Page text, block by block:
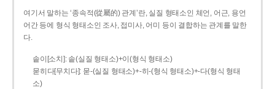
여기서 말하는 ‘종속적(從屬的) 관계’란, 실질 형태소인 체언, 어근, 용언
어간 등에 형식 형태소인 조사, 접미사, 어미 등이 결합하는 관계를 말한
다.
솥이[소치]: 솥(실질 형태소)+이(형식 형태소)
묻히다[무치다]: 묻­-(실질 형태소)+­-히­-(형식 형태소)+-다(형식 형태
소)